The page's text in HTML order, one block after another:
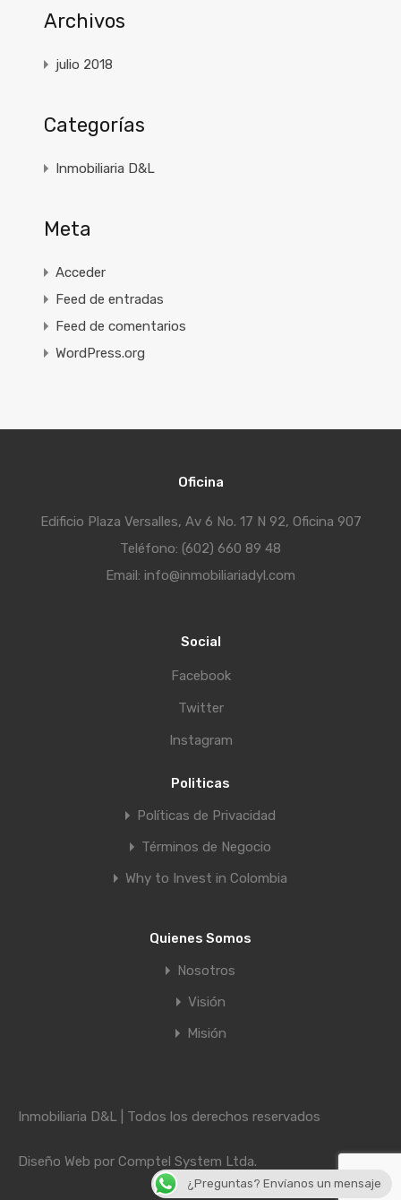
Archivos
julio 2018
Categorías
Inmobiliaria D&L
Meta
Acceder
Feed de entradas
Feed de comentarios
WordPress.org
Oficina
Edificio Plaza Versalles, Av 6 No. 17 N 92, Oficina 907
Teléfono: (602) 660 89 48
Email: info@inmobiliariadyl.com
Social
Facebook
Twitter
Instagram
Politicas
Políticas de Privacidad
Términos de Negocio
Why to Invest in Colombia
Quienes Somos
Nosotros
Visión
Misión
Inmobiliaria D&L | Todos los derechos reservados
Diseño Web por Comptel System Ltda.
¿Preguntas? Envíanos un mensaje